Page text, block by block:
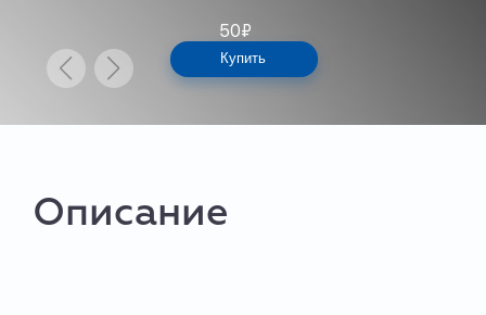
50₽
Купить
Описание